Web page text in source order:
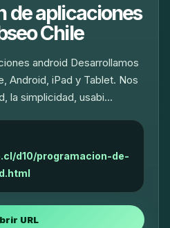
de aplicaciones
Chile
android Desarrollamos
Android, iPad y Tablet. Nos
la simplicidad, usabi…
d10/programacion-de-
URL